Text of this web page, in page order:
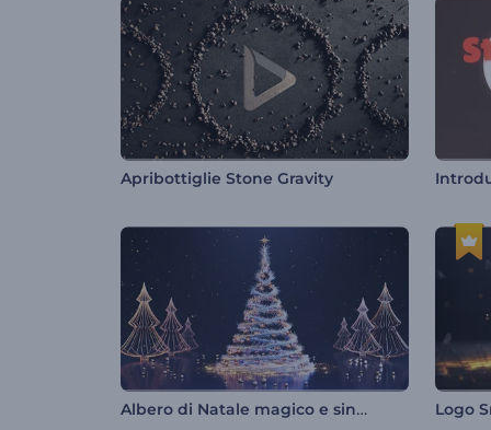
Apribottiglie Stone Gravity
Albero di Natale magico e sinuoso Logo